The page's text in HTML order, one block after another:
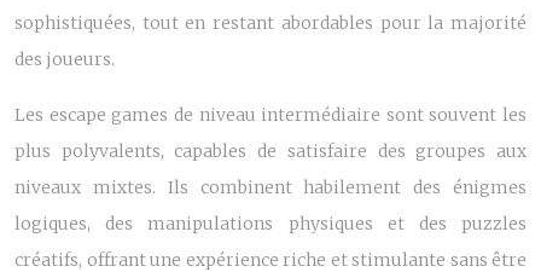
sophistiquées, tout en restant abordables pour la majorité
des joueurs.
Les escape games de niveau intermédiaire sont souvent les
plus polyvalents, capables de satisfaire des groupes aux
niveaux mixtes. Ils combinent habilement des énigmes
logiques, des manipulations physiques et des puzzles
créatifs, offrant une expérience riche et stimulante sans être